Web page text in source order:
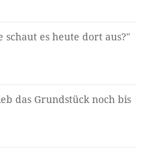
schaut es heute dort aus?"
das Grundstück noch bis